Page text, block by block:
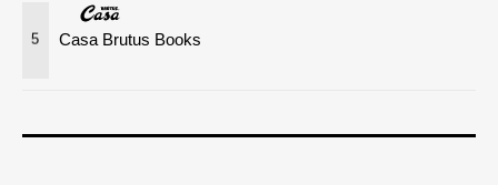
5 Casa Brutus Books